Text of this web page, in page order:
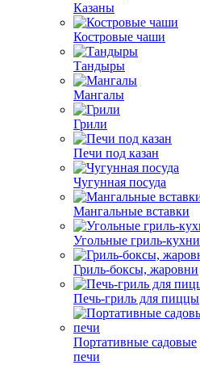
Казаны
Костровые чаши
Тандыры
Мангалы
Грили
Печи под казан
Чугунная посуда
Мангальные вставки
Угольные гриль-кухни
Гриль-боксы, жаровни
Печь-гриль для пиццы
Портативные садовые
печи